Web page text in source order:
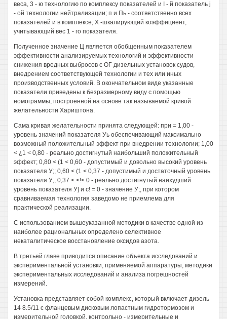
веса, 3 - ю технологию по комплексу показателей и I - й показатель j
- ой технологии нейтрализации; п и Пь - соответственно всех
показателей и в комплексе; X -шкалирующий коэффициент,
учитывающий вес 1 - го показателя.
Полученное значение Ц является обобщенным показателем
эффективности анализируемых технологий и эффективности
снижения вредных выбросов с ОГ дизельных установок судов,
внедрением соответствующей технологии и тех или иных
производственных условий. В окончательном виде указанные
показатели приведены к безразмерному виду с помощью
номограммы, построенной на основе так называемой кривой
желательности Хариштона.
Сама кривая желательности принята следующей: при = 1,00 -
уровень значений показателя Уь обеспечивающий максимально
возможный положительный эффект при внедрении технологии; 1,00
< ¿1 < 0,80 - реально достигнутый наибольший положительный
эффект; 0,80 < (1 < 0,60 - допустимый и довольно высокий уровень
показателя У;; 0,60 < (1 < 0,37 - допустимый и достаточный уровень
показателя У;; 0,37 < <!< 0 - реально достигнутый наихудший
уровень показателя У] и с! = 0 - значение У;, при котором
сравниваемая технология заведомо не приемлема для
практической реализации.
С использованием вышеуказанной методики в качестве одной из
наиболее рациональных определено селективное
некаталитическое восстановление оксидов азота.
В третьей главе приводится описание объекта исследований и
экспериментальной установки, применяемой аппаратуры, методики
экспериментальных исследований и анализа погрешностей
измерений.
Установка представляет собой комплекс, который включает дизель
14 8.5/11 с фланцевым дисковым лопастным гидротормозом и
измерительной головкой, контрольно - измерительные и